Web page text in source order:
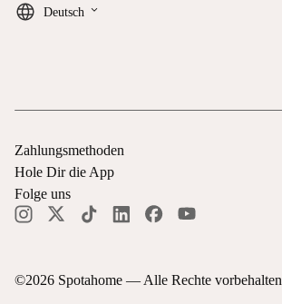
Deutsch keyboard_arrow_down
©2026 Spotahome — Alle Rechte vorbehalten
Zahlungsmethoden
Hole Dir die App
Folge uns